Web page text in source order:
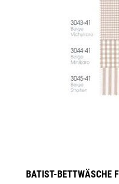
BATIST-BETTWÄSCHE